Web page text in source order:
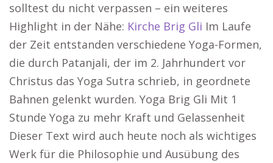
solltest du nicht verpassen – ein weiteres
Highlight in der Nähe: Kirche Brig Gli Im Laufe
der Zeit entstanden verschiedene Yoga-Formen,
die durch Patanjali, der im 2. Jahrhundert vor
Christus das Yoga Sutra schrieb, in geordnete
Bahnen gelenkt wurden. Yoga Brig Gli Mit 1
Stunde Yoga zu mehr Kraft und Gelassenheit
Dieser Text wird auch heute noch als wichtiges
Werk für die Philosophie und Ausübung des